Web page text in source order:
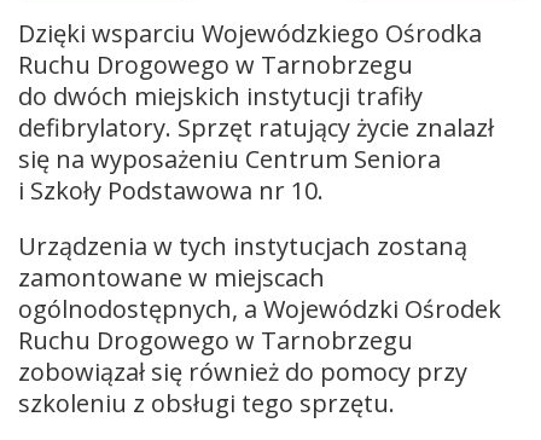
Dzięki wsparciu Wojewódzkiego Ośrodka
Ruchu Drogowego w Tarnobrzegu
do dwóch miejskich instytucji trafiły
defibrylatory. Sprzęt ratujący życie znalazł
się na wyposażeniu Centrum Seniora
i Szkoły Podstawowa nr 10.
Urządzenia w tych instytucjach zostaną
zamontowane w miejscach
ogólnodostępnych, a Wojewódzki Ośrodek
Ruchu Drogowego w Tarnobrzegu
zobowiązał się również do pomocy przy
szkoleniu z obsługi tego sprzętu.